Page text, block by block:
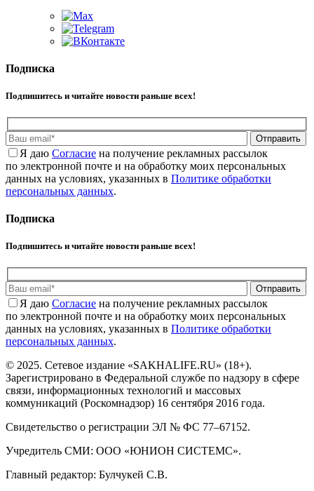
Подписка
Подпишитесь и читайте новости раньше всех!
Отправить
Я даю Cогласие на получение рекламных рассылок
по электронной почте и на обработку моих персональных
данных на условиях, указанных в Политике обработки
персональных данных.
Подписка
Подпишитесь и читайте новости раньше всех!
Отправить
Я даю Cогласие на получение рекламных рассылок
по электронной почте и на обработку моих персональных
данных на условиях, указанных в Политике обработки
персональных данных.
© 2025. Сетевое издание «SAKHALIFE.RU» (18+).
Зарегистрировано в Федеральной службе по надзору в сфере
связи, информационных технологий и массовых
коммуникаций (Роскомнадзор) 16 сентября 2016 года.
Свидетельство о регистрации ЭЛ № ФС 77–67152.
Учредитель СМИ: ООО «ЮНИОН СИСТЕМС».
Главный редактор: Булчукей С.В.